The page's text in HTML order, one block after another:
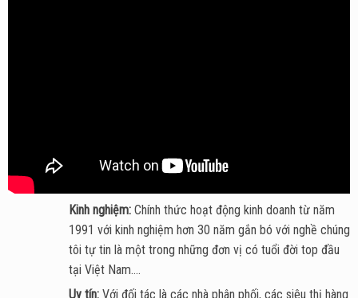
Kinh nghiệm: Chính thức hoạt động kinh doanh từ năm
1991 với kinh nghiệm hơn 30 năm gắn bó với nghề chúng
tôi tự tin là một trong những đơn vị có tuổi đời top đầu
tại Việt Nam....
Uy tín: Với đối tác là các nhà phân phối, các siêu thị hàng